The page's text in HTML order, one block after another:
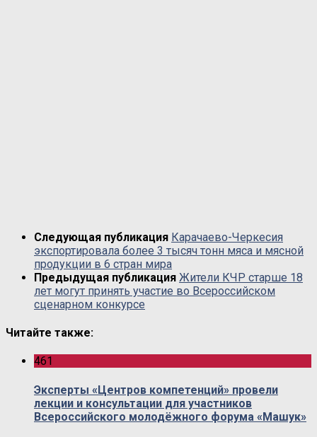
Следующая публикация Карачаево-Черкесия
экспортировала более 3 тысяч тонн мяса и мясной
продукции в 6 стран мира
Предыдущая публикация Жители КЧР старше 18
лет могут принять участие во Всероссийском
сценарном конкурсе
Читайте также:
461
Эксперты «Центров компетенций» провели
лекции и консультации для участников
Всероссийского молодёжного форума «Машук»